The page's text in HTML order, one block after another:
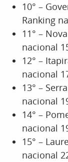
10° –
Ranking
11° –
nacional
12° –
nacional
13° –
nacional
14° –
nacional
15° –
nacional